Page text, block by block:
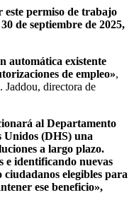
este permiso de trabajo
de septiembre de 2025,
automática existente
de empleo»,
directora de
al Departamento
Unidos (DHS) una
a largo plazo.
e identificando nuevas
elegibles para
ese beneficio»,